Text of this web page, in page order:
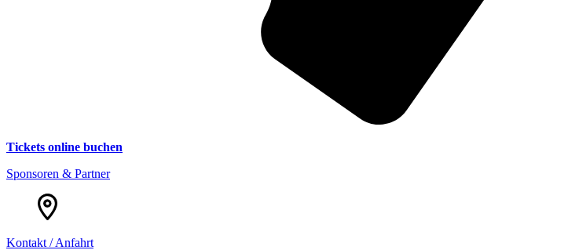
Tickets online buchen
Sponsoren & Partner
Kontakt / Anfahrt